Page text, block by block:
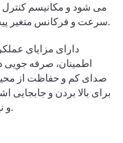
می شود و مکانیسم کنترل
سرعت و فرکانس متغیر پیشرفته استفاده می کند.
دارای مزایای
اطمینان، صرفه جویی
صدای کم و حفاظت از
برای بالا بردن و جابجایی
و نیروگاه ها مناسب است.